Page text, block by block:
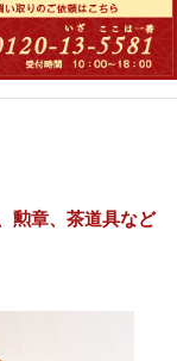
勲章、茶道具など